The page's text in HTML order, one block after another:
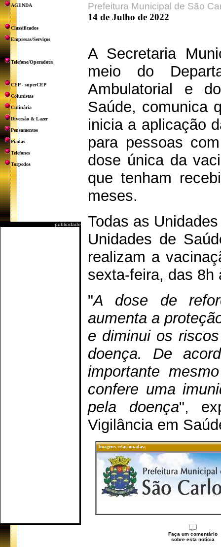
AGENDA
Classificados
Empresas/Serviços
Telefone/Operadora
CEP - superCEP
Colunistas
Culinária
Diversão & Lazer
Pensamentos
Piadas
Telefones
Torpedos
publicidade
Prefeitura Municipal de São
14 de Julho de 2022
A Secretaria
meio do
Ambulatorial e
Saúde, comunica
inicia a aplicação
para pessoas
dose única da
que tenham
meses.
Todas as
Unidades de
realizam a
sexta-feira, das 8h
"A dose de
aumenta a
e diminui os
doença. De
importante
confere uma
pela doença",
Vigilância em
Imagens relacionadas:
Faça um comentário
sobre esta notícia